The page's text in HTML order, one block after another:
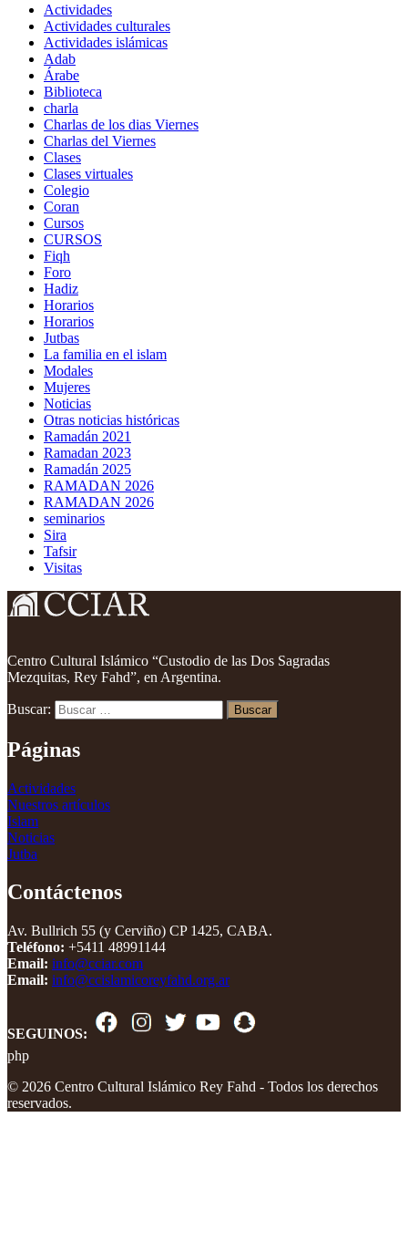
Actividades
Actividades culturales
Actividades islámicas
Adab
Árabe
Biblioteca
charla
Charlas de los dias Viernes
Charlas del Viernes
Clases
Clases virtuales
Colegio
Coran
Cursos
CURSOS
Fiqh
Foro
Hadiz
Horarios
Horarios
Jutbas
La familia en el islam
Modales
Mujeres
Noticias
Otras noticias históricas
Ramadán 2021
Ramadan 2023
Ramadán 2025
RAMADAN 2026
RAMADAN 2026
seminarios
Sira
Tafsir
Visitas
Centro Cultural Islámico “Custodio de las Dos Sagradas
Mezquitas, Rey Fahd”, en Argentina.
Buscar:
Páginas
Actividades
Nuestros artículos
Islam
Noticias
Jutba
Contáctenos
Av. Bullrich 55 (y Cerviño) CP 1425, CABA.
Teléfono: +5411 48991144
Email: info@cciar.com
Email: info@ccislamicoreyfahd.org.ar
SEGUINOS:
php
© 2026 Centro Cultural Islámico Rey Fahd - Todos los derechos
reservados.